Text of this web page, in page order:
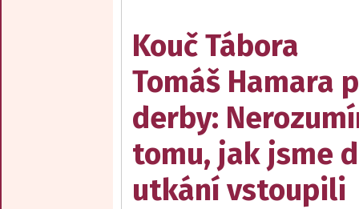
Kouč Tábora
Tomáš Hamara
derby:
tomu, jak jsme
utkání vstoupili